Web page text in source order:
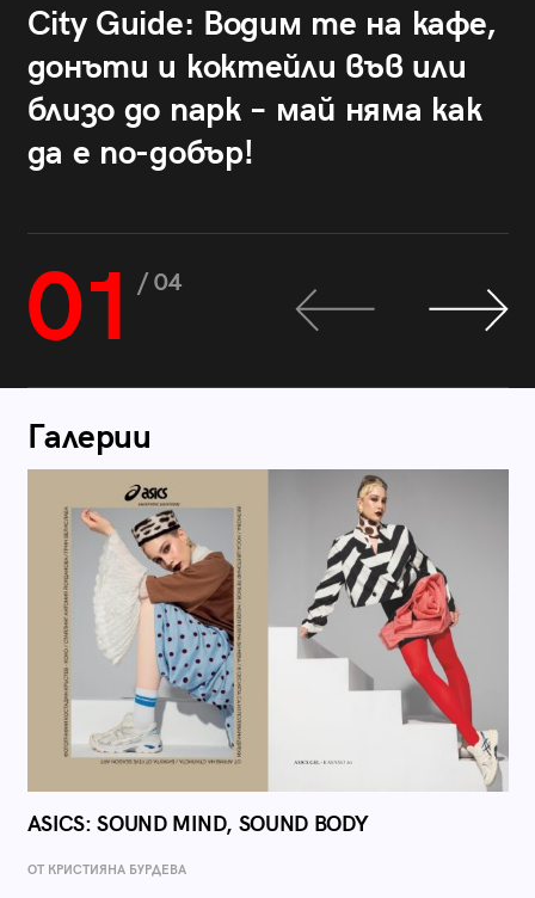
City Guide: Водим те на кафе,
донъти и коктейли във или
близо до парк – май няма как
да е по-добър!
01 / 04
Галерии
ASICS: SOUND MIND, SOUND BODY
ОТ КРИСТИЯНА БУРДЕВА